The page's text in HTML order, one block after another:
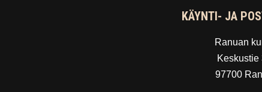
KÄYNTI- JA
Ranuan
Keskustie
97700